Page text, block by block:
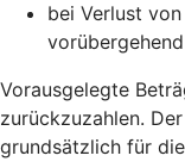
bei Verlust
Vorausgelegte
zurückzuzahlen.
grundsätzlich für